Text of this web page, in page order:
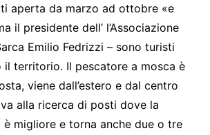
aperta da marzo ad ottobre «e
il presidente dell’ l’Associazione
Emilio Fedrizzi – sono turisti
il territorio. Il pescatore a mosca è
viene dall’estero e dal centro
alla ricerca di posti dove la
migliore e torna anche due o tre